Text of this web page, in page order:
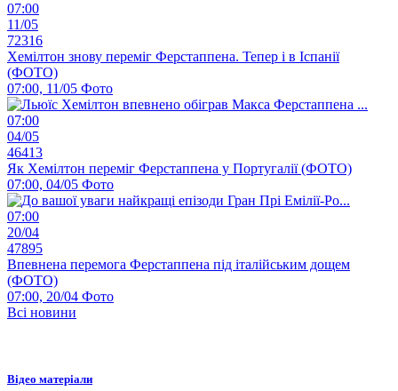
07:00
11/05
72316
Хемілтон знову переміг Ферстаппена. Тепер і в Іспанії
(ФОТО)
07:00, 11/05 Фото
07:00
04/05
46413
Як Хемілтон переміг Ферстаппена у Португалії (ФОТО)
07:00, 04/05 Фото
07:00
20/04
47895
Впевнена перемога Ферстаппена під італійським дощем
(ФОТО)
07:00, 20/04 Фото
Всі новини
Відео матеріали